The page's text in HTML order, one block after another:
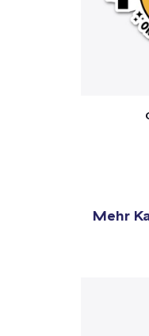
Mehr